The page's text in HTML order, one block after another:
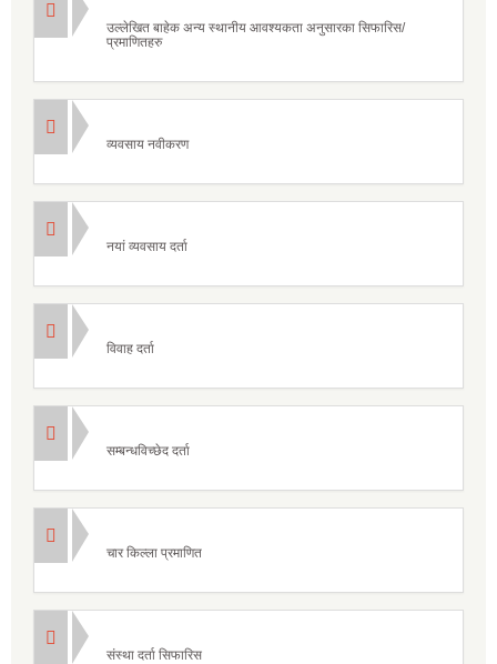
उल्लेखित बाहेक अन्य स्थानीय आवश्यकता अनुसारका सिफारिस/
प्रमाणितहरु
व्यवसाय नवीकरण
नयां व्यवसाय दर्ता
विवाह दर्ता
सम्बन्धविच्छेद दर्ता
चार किल्ला प्रमाणित
संस्था दर्ता सिफारिस